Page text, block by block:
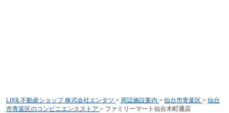
LIXIL不動産ショップ 株式会社エンタツ > 周辺施設案内 > 仙台市青葉区 > 仙台
市青葉区のコンビニエンスストア > ファミリーマート仙台木町通店